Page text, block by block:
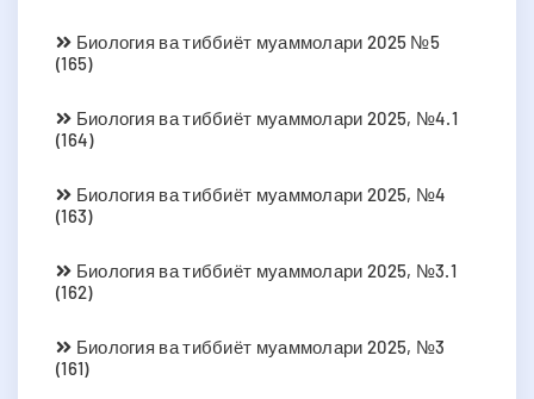
Биология ва тиббиёт муаммолари 2025 №5
(165)
Биология ва тиббиёт муаммолари 2025, №4.1
(164)
Биология ва тиббиёт муаммолари 2025, №4
(163)
Биология ва тиббиёт муаммолари 2025, №3.1
(162)
Биология ва тиббиёт муаммолари 2025, №3
(161)